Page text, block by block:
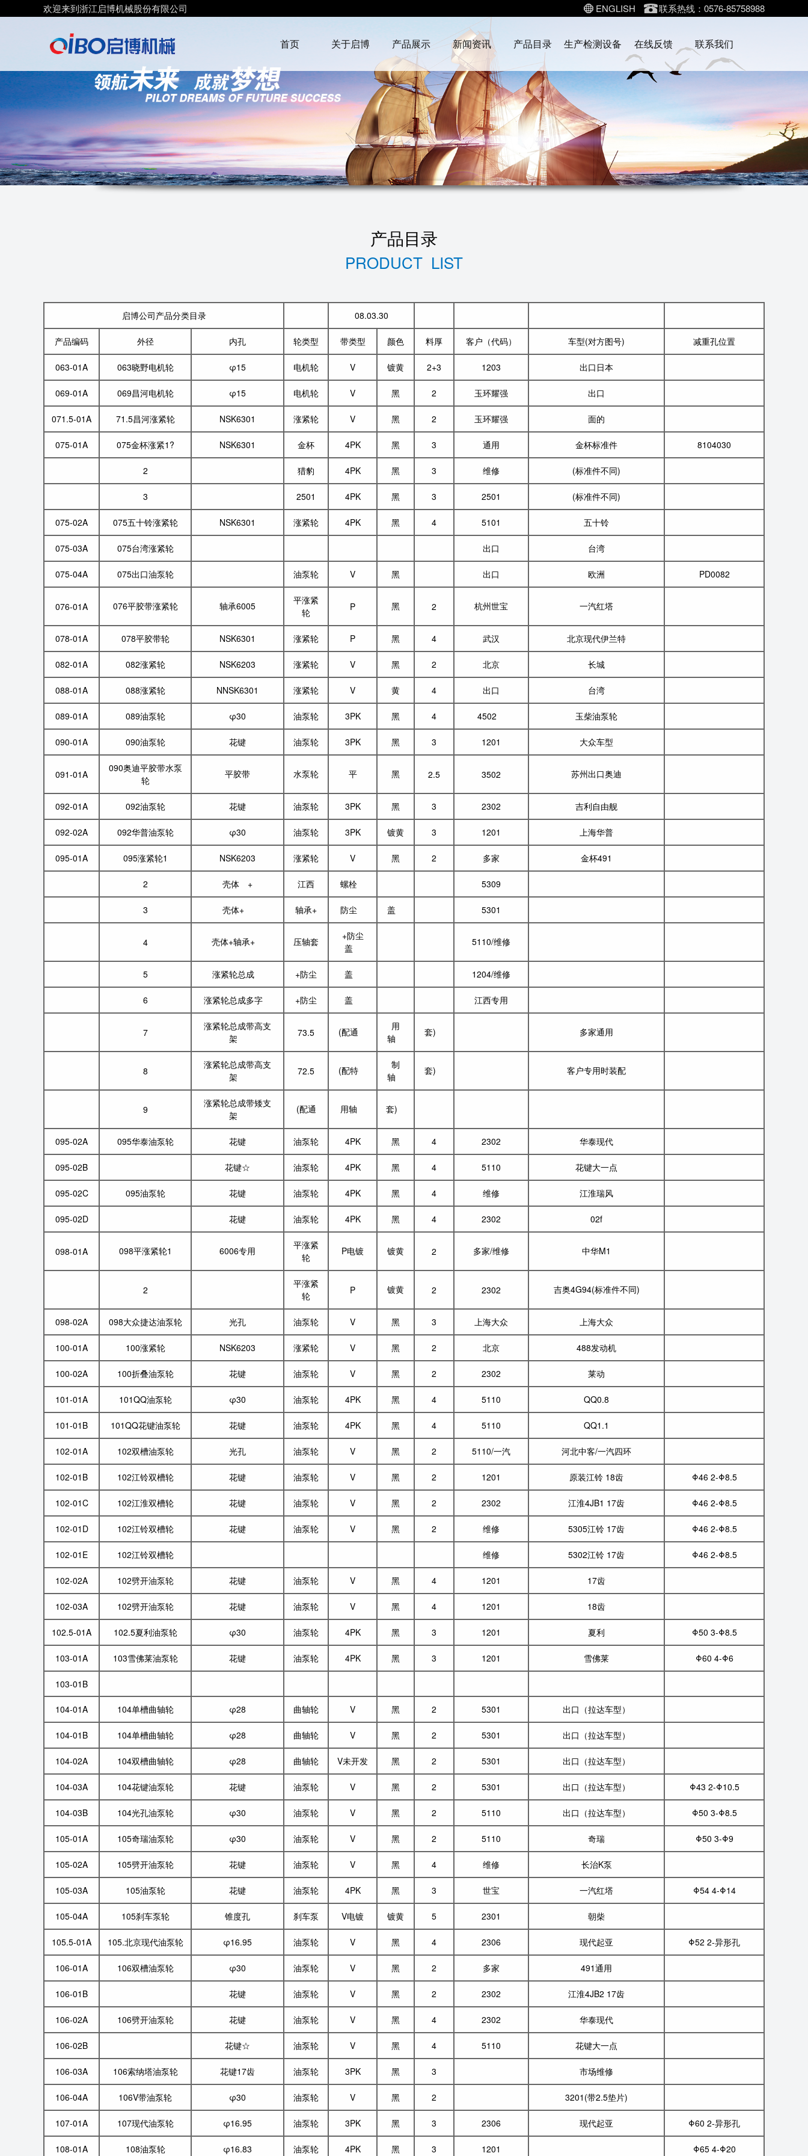
欢迎来到浙江启博机械股份有限公司 ENGLISH 联系热线：0576-85758988
首页 关于启博 产品展示 新闻资讯 产品目录 生产检测设备 在线反馈 联系我们
产品目录
PRODUCT LIST
启博公司产品分类目录 08.03.30
产品编码 外径 内孔 轮类型 带类型 颜色 料厚 客户（代码） 车型(对方图号) 减重孔位置
063-01A 063晓野电机轮 φ15 电机轮 V 镀黄 2+3 1203 出口日本
069-01A 069昌河电机轮 φ15 电机轮 V 黑 2 玉环耀强 出口
071.5-01A 71.5昌河涨紧轮 NSK6301 涨紧轮 V 黑 2 玉环耀强 面的
075-01A 075金杯涨紧1? NSK6301 金杯 4PK 黑 3 通用 金杯标准件 8104030
2 猎豹 4PK 黑 3 维修 (标准件不同)
3 2501 4PK 黑 3 2501 (标准件不同)
075-02A 075五十铃涨紧轮 NSK6301 涨紧轮 4PK 黑 4 5101 五十铃
075-03A 075台湾涨紧轮 出口 台湾
075-04A 075出口油泵轮 油泵轮 V 黑 出口 欧洲 PD0082
076-01A 076平胶带涨紧轮 轴承6005
平涨紧
轮
P 黑 2 杭州世宝 一汽红塔
078-01A 078平胶带轮 NSK6301 涨紧轮 P 黑 4 武汉 北京现代伊兰特
082-01A 082涨紧轮 NSK6203 涨紧轮 V 黑 2 北京 长城
088-01A 088涨紧轮 NNSK6301 涨紧轮 V 黄 4 出口 台湾
089-01A 089油泵轮 φ30 油泵轮 3PK 黑 4 4502 玉柴油泵轮
090-01A 090油泵轮 花键 油泵轮 3PK 黑 3 1201 大众车型
091-01A
090奥迪平胶带水泵
轮
平胶带 水泵轮 平 黑 2.5 3502 苏州出口奥迪
092-01A 092油泵轮 花键 油泵轮 3PK 黑 3 2302 吉利自由舰
092-02A 092华普油泵轮 φ30 油泵轮 3PK 镀黄 3 1201 上海华普
095-01A 095涨紧轮1 NSK6203 涨紧轮 V 黑 2 多家 金杯491
2 壳体 + 江西 螺栓 5309
3 壳体+ 轴承+ 防尘 盖 5301
4 壳体+轴承+ 压轴套
+防尘
盖
5110/维修
5 涨紧轮总成 +防尘 盖 1204/维修
6 涨紧轮总成多字 +防尘 盖 江西专用
7
涨紧轮总成带高支
架
73.5 (配通
用
轴
套) 多家通用
8
涨紧轮总成带高支
架
72.5 (配特
制
轴
套) 客户专用时装配
9
涨紧轮总成带矮支
架
(配通 用轴 套)
095-02A 095华泰油泵轮 花键 油泵轮 4PK 黑 4 2302 华泰现代
095-02B 花键☆ 油泵轮 4PK 黑 4 5110 花键大一点
095-02C 095油泵轮 花键 油泵轮 4PK 黑 4 维修 江淮瑞风
095-02D 花键 油泵轮 4PK 黑 4 2302 02f
098-01A 098平涨紧轮1 6006专用
平涨紧
轮
P电镀 镀黄 2 多家/维修 中华M1
2
平涨紧
轮
P 镀黄 2 2302 吉奥4G94(标准件不同)
098-02A 098大众捷达油泵轮 光孔 油泵轮 V 黑 3 上海大众 上海大众
100-01A 100涨紧轮 NSK6203 涨紧轮 V 黑 2 北京 488发动机
100-02A 100折叠油泵轮 花键 油泵轮 V 黑 2 2302 莱动
101-01A 101QQ油泵轮 φ30 油泵轮 4PK 黑 4 5110 QQ0.8
101-01B 101QQ花键油泵轮 花键 油泵轮 4PK 黑 4 5110 QQ1.1
102-01A 102双槽油泵轮 光孔 油泵轮 V 黑 2 5110/一汽 河北中客/一汽四环
102-01B 102江铃双槽轮 花键 油泵轮 V 黑 2 1201 原装江铃 18齿 Φ46 2-Φ8.5
102-01C 102江淮双槽轮 花键 油泵轮 V 黑 2 2302 江淮4JB1 17齿 Φ46 2-Φ8.5
102-01D 102江铃双槽轮 花键 油泵轮 V 黑 2 维修 5305江铃 17齿 Φ46 2-Φ8.5
102-01E 102江铃双槽轮 维修 5302江铃 17齿 Φ46 2-Φ8.5
102-02A 102劈开油泵轮 花键 油泵轮 V 黑 4 1201 17齿
102-03A 102劈开油泵轮 花键 油泵轮 V 黑 4 1201 18齿
102.5-01A 102.5夏利油泵轮 φ30 油泵轮 4PK 黑 3 1201 夏利 Φ50 3-Φ8.5
103-01A 103雪佛莱油泵轮 花键 油泵轮 4PK 黑 3 1201 雪佛莱 Φ60 4-Φ6
103-01B
104-01A 104单槽曲轴轮 φ28 曲轴轮 V 黑 2 5301 出口（拉达车型）
104-01B 104单槽曲轴轮 φ28 曲轴轮 V 黑 2 5301 出口（拉达车型）
104-02A 104双槽曲轴轮 φ28 曲轴轮 V未开发 黑 2 5301 出口（拉达车型）
104-03A 104花键油泵轮 花键 油泵轮 V 黑 2 5301 出口（拉达车型） Φ43 2-Φ10.5
104-03B 104光孔油泵轮 φ30 油泵轮 V 黑 2 5110 出口（拉达车型） Φ50 3-Φ8.5
105-01A 105奇瑞油泵轮 φ30 油泵轮 V 黑 2 5110 奇瑞 Φ50 3-Φ9
105-02A 105劈开油泵轮 花键 油泵轮 V 黑 4 维修 长治K泵
105-03A 105油泵轮 花键 油泵轮 4PK 黑 3 世宝 一汽红塔 Φ54 4-Φ14
105-04A 105刹车泵轮 锥度孔 刹车泵 V电镀 镀黄 5 2301 朝柴
105.5-01A 105.北京现代油泵轮 φ16.95 油泵轮 V 黑 4 2306 现代起亚 Φ52 2-异形孔
106-01A 106双槽油泵轮 φ30 油泵轮 V 黑 2 多家 491通用
106-01B 花键 油泵轮 V 黑 2 2302 江淮4JB2 17齿
106-02A 106劈开油泵轮 花键 油泵轮 V 黑 4 2302 华泰现代
106-02B 花键☆ 油泵轮 V 黑 4 5110 花键大一点
106-03A 106索纳塔油泵轮 花键17齿 油泵轮 3PK 黑 3 市场维修
106-04A 106V带油泵轮 φ30 油泵轮 V 黑 2 3201(带2.5垫片)
107-01A 107现代油泵轮 φ16.95 油泵轮 3PK 黑 3 2306 现代起亚 Φ60 2-异形孔
108-01A 108油泵轮 φ16.83 油泵轮 4PK 黑 3 1201 Φ65 4-Φ20